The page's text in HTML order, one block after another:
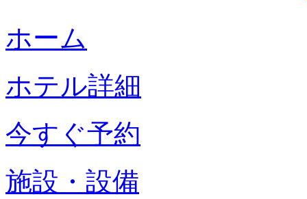
ホーム
ホテル詳細
今すぐ予約
施設・設備